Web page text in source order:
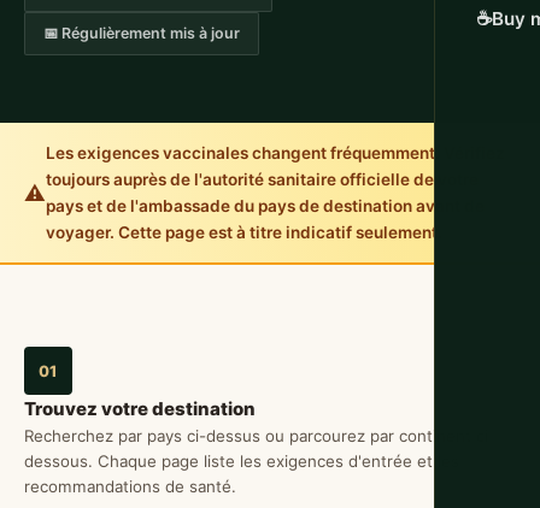
☕Buy
📅 Régulièrement mis à jour
⚠️
Les exigences vaccinales changent fréquemment. Vérifiez
toujours auprès de l'autorité sanitaire officielle de votre
pays et de l'ambassade du pays de destination avant de
voyager. Cette page est à titre indicatif seulement.
01
Trouvez votre destination
Recherchez par pays ci-dessus ou parcourez par continent ci-
dessous. Chaque page liste les exigences d'entrée et les
recommandations de santé.